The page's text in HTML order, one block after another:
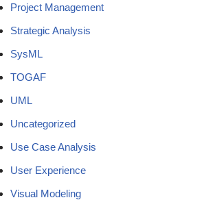
Project Management
Strategic Analysis
SysML
TOGAF
UML
Uncategorized
Use Case Analysis
User Experience
Visual Modeling